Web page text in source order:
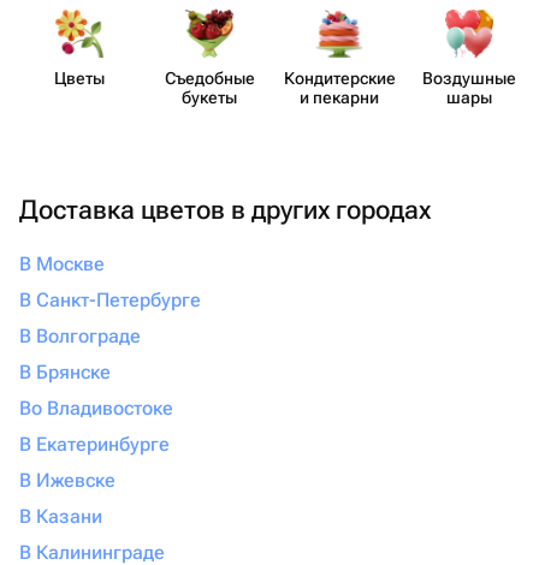
Цветы
Съедобные
букеты
Кондит​ерские
и пекарни
Воздушные
шары
Доставка цветов в других городах
В Москве
В Санкт-Петербурге
В Волгограде
В Брянске
Во Владивостоке
В Екатеринбурге
В Ижевске
В Казани
В Калининграде